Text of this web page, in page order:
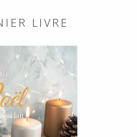
LIVRE